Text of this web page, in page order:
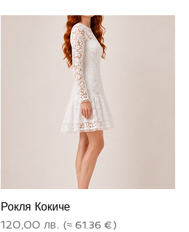
Рокля Кокиче
Цена
120,00 лв.